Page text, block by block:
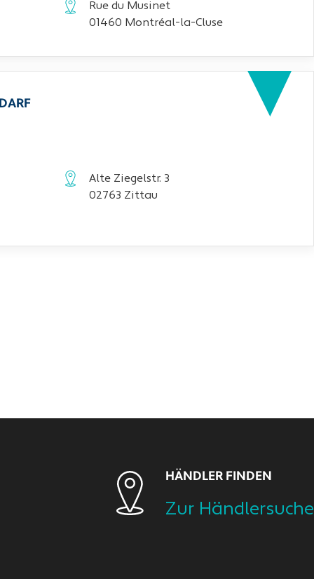
Rue du Musinet
01460 Montréal-la-Cluse
Alte Ziegelstr. 3
02763 Zittau
HÄNDLER FINDEN
Zur Händlersuche